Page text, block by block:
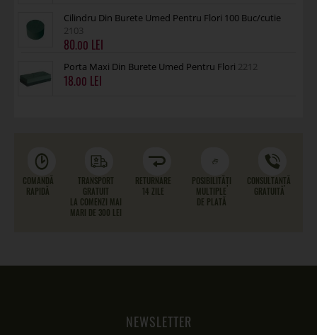
Cilindru Din Burete Umed Pentru Flori 100 Buc/cutie
2103
80.00
Porta Maxi Din Burete Umed Pentru Flori 2212
18.00
COMANDĂ
RAPIDĂ
TRANSPORT
GRATUIT
LA COMENZI MAI
MARI DE 300 LEI
RETURNARE
14 ZILE
POSIBILITĂȚI
MULTIPLE
DE PLATĂ
CONSULTANȚĂ
GRATUITĂ
NEWSLETTER